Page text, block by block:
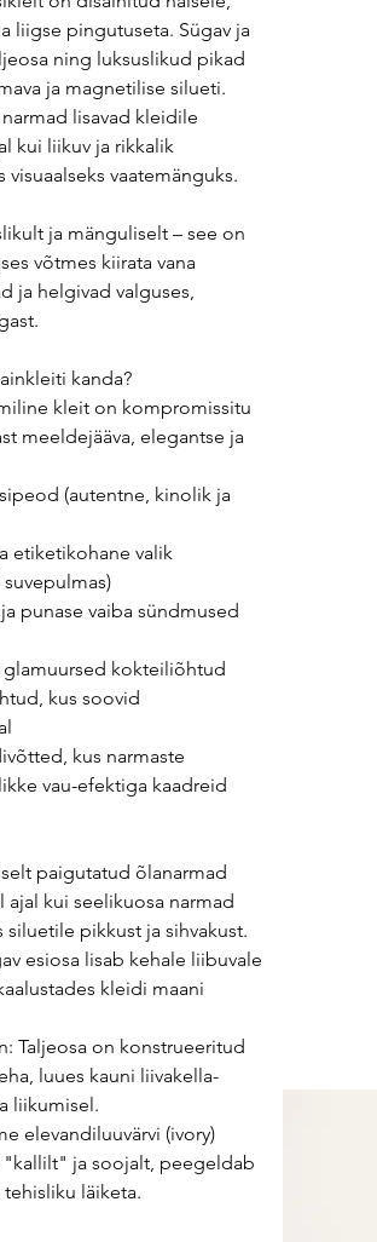
liigse pingutuseta. Sügav ja
ning luksuslikud pikad
ja magnetilise silueti.
lisavad kleidile
kui liikuv ja rikkalik
vaatemänguks.
ja mänguliselt – see on
võtmes kiirata vana
ja helgivad valguses,
kanda?
kleit on kompromissitu
meeldejääva, elegantse ja
(autentne, kinolik ja
etiketikohane valik
punase vaiba sündmused
kokteiliõhtud
kus soovid
kus narmaste
vau-efektiga kaadreid
paigutatud õlanarmad
ajal kui seelikuosa narmad
pikkust ja sihvakust.
esiosa lisab kehale liibuvale
kleidi maani
Taljeosa on konstrueeritud
luues kauni liivakella-
liikumisel.
elevandiluuvärvi (ivory)
"kallilt" ja soojalt, peegeldab
läiketa.